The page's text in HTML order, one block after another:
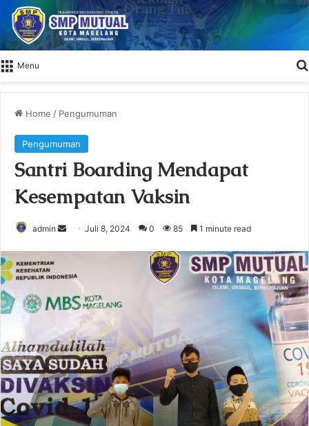
Menu
Home / Pengumuman
Pengumuman
Santri Boarding Mendapat
Kesempatan Vaksin
admin
d
a
n
e
m
a
i
l
Juli 8, 2024 0 85 1 minute read